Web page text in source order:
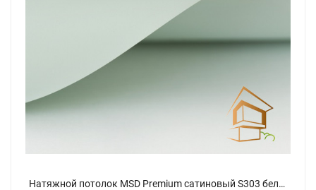
Натяжной потолок MSD Premium сатиновый S303 белый (200, 240, 270, 320, 400, 500)